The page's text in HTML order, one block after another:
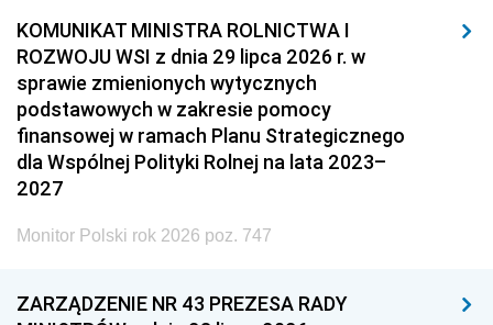
KOMUNIKAT MINISTRA ROLNICTWA I
ROZWOJU WSI z dnia 29 lipca 2026 r. w
sprawie zmienionych wytycznych
podstawowych w zakresie pomocy
finansowej w ramach Planu Strategicznego
dla Wspólnej Polityki Rolnej na lata 2023–
2027
Monitor Polski rok 2026 poz. 747
ZARZĄDZENIE NR 43 PREZESA RADY